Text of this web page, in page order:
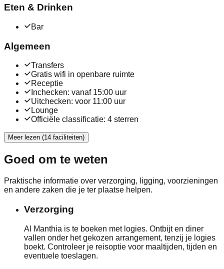
Eten & Drinken
Bar
Algemeen
Transfers
Gratis wifi in openbare ruimte
Receptie
Inchecken: vanaf 15:00 uur
Uitchecken: voor 11:00 uur
Lounge
Officiële classificatie: 4 sterren
Meer lezen (14 faciliteiten)
Goed om te weten
Praktische informatie over verzorging, ligging, voorzieningen
en andere zaken die je ter plaatse helpen.
Verzorging
Al Manthia is te boeken met logies. Ontbijt en diner
vallen onder het gekozen arrangement, tenzij je logies
boekt. Controleer je reisoptie voor maaltijden, tijden en
eventuele toeslagen.